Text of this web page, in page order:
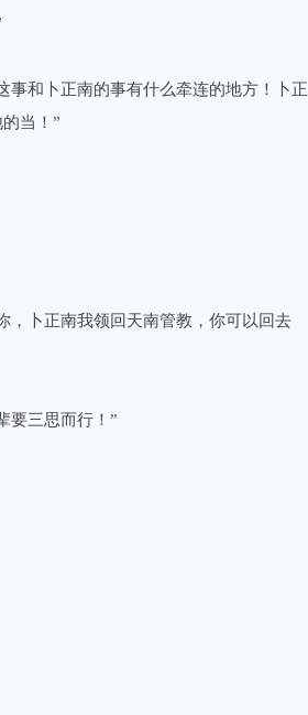
事和卜正南的事有什么牵连的地方！卜正
当！”
，卜正南我领回天南管教，你可以回去
要三思而行！”